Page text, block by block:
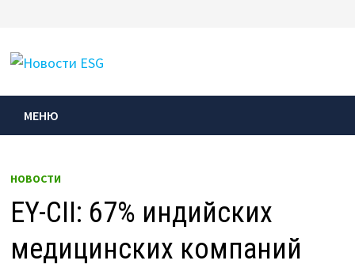
содержимому
МЕНЮ
НОВОСТИ
EY-CII: 67% индийских
медицинских компаний